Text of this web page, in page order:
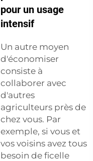
pour un usage
intensif
Un autre moyen
d'économiser
consiste à
collaborer avec
d'autres
agriculteurs près de
chez vous. Par
exemple, si vous et
vos voisins avez tous
besoin de ficelle